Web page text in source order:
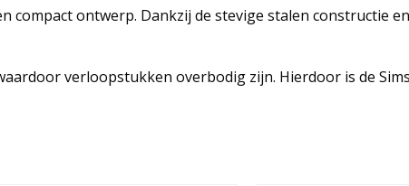
compact ontwerp. Dankzij de stevige stalen constructie
verloopstukken overbodig zijn. Hierdoor is de